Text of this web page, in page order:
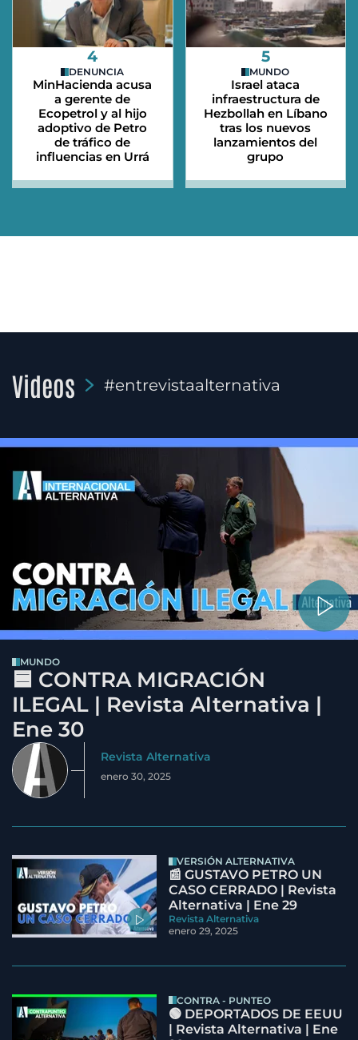
4
DENUNCIA
MinHacienda acusa
a gerente de
Ecopetrol y al hijo
adoptivo de Petro
de tráfico de
influencias en Urrá
5
MUNDO
Israel ataca
infraestructura de
Hezbollah en Líbano
tras los nuevos
lanzamientos del
grupo
Videos #entrevistaalternativa
MUNDO
🟦 CONTRA MIGRACIÓN
ILEGAL | Revista Alternativa |
Ene 30
Revista Alternativa
enero 30, 2025
VERSIÓN ALTERNATIVA
📰 GUSTAVO PETRO UN
CASO CERRADO | Revista
Alternativa | Ene 29
Revista Alternativa
enero 29, 2025
CONTRA - PUNTEO
🟢 DEPORTADOS DE EEUU
| Revista Alternativa | Ene